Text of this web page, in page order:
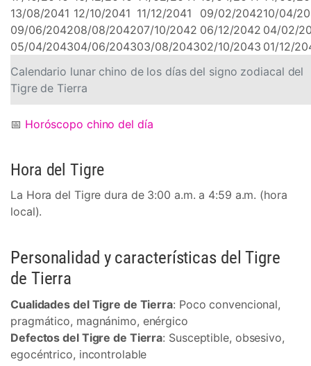
Calendario lunar chino de los días del signo zodiacal del
Tigre de Tierra
13/08/2041 12/10/2041 11/12/2041 09/02/204210/04/
09/06/204208/08/204207/10/2042 06/12/2042 04/02/
05/04/204304/06/204303/08/204302/10/2043 01/12/
📅 Horóscopo chino del día
Hora del Tigre
La Hora del Tigre dura de 3:00 a.m. a 4:59 a.m. (hora
local).
Personalidad y características del Tigre
de Tierra
Cualidades del Tigre de Tierra: Poco convencional,
pragmático, magnánimo, enérgico
Defectos del Tigre de Tierra: Susceptible, obsesivo,
egocéntrico, incontrolable